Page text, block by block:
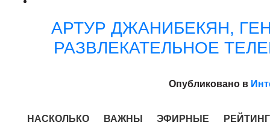
АРТУР ДЖАНИБЕКЯН,
РАЗВЛЕКАТЕЛЬНОЕ
Опубликовано в
НАСКОЛЬКО ВАЖНЫ ЭФИРНЫЕ